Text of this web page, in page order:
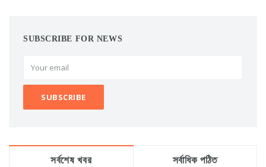
SUBSCRIBE FOR NEWS
সর্বশেষ খবর সর্বাধিক পঠিত